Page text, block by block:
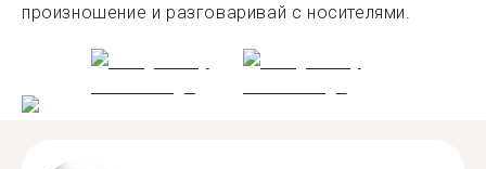
произношение и разговаривай с носителями.